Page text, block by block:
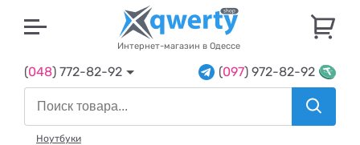
Интернет-магазин в Одессе
(048) 772-82-92 (097) 972-82-92
Ноутбуки